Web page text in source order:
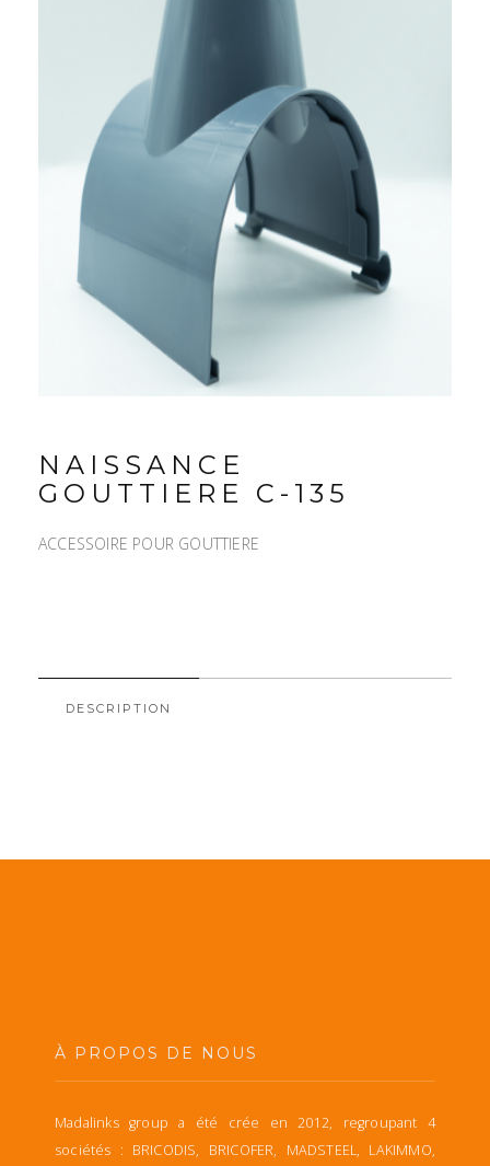
NAISSANCE
GOUTTIERE C-135
ACCESSOIRE POUR GOUTTIERE
DESCRIPTION
À PROPOS DE NOUS
Madalinks group a été crée en 2012, regroupant 4
sociétés : BRICODIS, BRICOFER, MADSTEEL, LAKIMMO,